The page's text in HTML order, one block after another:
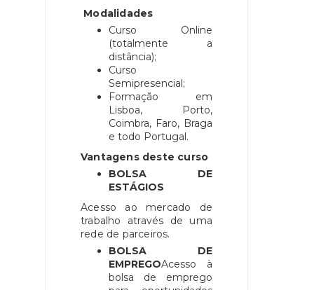
Modalidades
Curso Online
(totalmente a
distância);
Curso
Semipresencial;
Formação em
Lisboa, Porto,
Coimbra, Faro, Braga
e todo Portugal.
Vantagens deste curso
BOLSA DE
ESTÁGIOS
Acesso ao mercado de
trabalho através de uma
rede de parceiros.
BOLSA DE
EMPREGOAcesso à
bolsa de emprego